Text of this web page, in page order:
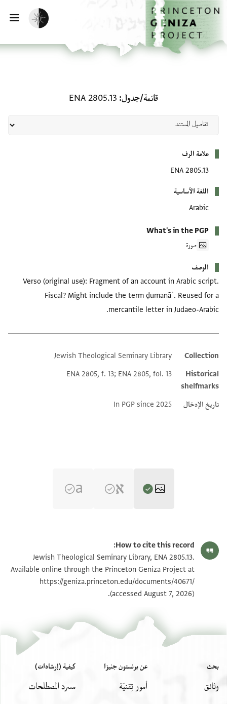
إلى المحتوى الرئيسي
الرئيسية
تفعيل الوضع المظلم
قائمة/جدول ENA 2805.13
علامة الرف
ENA 2805.13
اللغة الأساسية
Arabic
What's in the PGP
صورة
الوصف
Verso (original use): Fragment of an account in Arabic script.
Fiscal? Might include the term ḍumanāʾ. Reused for a
mercantile letter in Judaeo-Arabic.
Additional metadata
Collection
Jewish Theological Seminary Library
Historical
shelfmarks
ENA 2805, f. 13; ENA 2805, fol. 13
تاريخ الإدخال In PGP since 2025
ENA 2805.13 1
بيان أذونات الصورة
How to cite this record:
Jewish Theological Seminary Library, ENA 2805.13.
Available online through the Princeton Geniza Project at
https://geniza.princeton.edu/documents/40671/
(accessed August 7, 2026).
بحث
وثائق
عن برنستون جنيزا
أمور تِقنيّة
كيفية (إرشادات)
مسرد المصطلحات